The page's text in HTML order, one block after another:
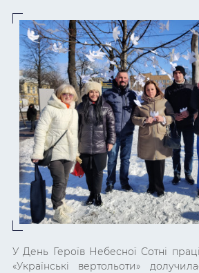
У День Героїв Небесної Сотні
«Українські вертольоти»